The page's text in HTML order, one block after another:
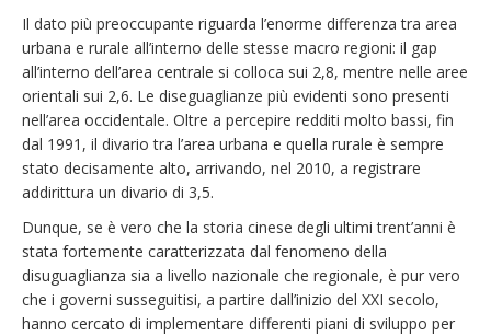
Il dato più preoccupante riguarda l’enorme differenza tra area
urbana e rurale all’interno delle stesse macro regioni: il gap
all’interno dell’area centrale si colloca sui 2,8, mentre nelle aree
orientali sui 2,6. Le diseguaglianze più evidenti sono presenti
nell’area occidentale. Oltre a percepire redditi molto bassi, fin
dal 1991, il divario tra l’area urbana e quella rurale è sempre
stato decisamente alto, arrivando, nel 2010, a registrare
addirittura un divario di 3,5.
Dunque, se è vero che la storia cinese degli ultimi trent’anni è
stata fortemente caratterizzata dal fenomeno della
disuguaglianza sia a livello nazionale che regionale, è pur vero
che i governi susseguitisi, a partire dall’inizio del XXI secolo,
hanno cercato di implementare differenti piani di sviluppo per